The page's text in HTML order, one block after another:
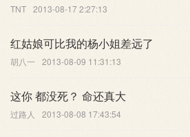
TNT 2013-08-17 2:27:13
红姑娘可比我的杨小姐差远了
胡八一 2013-08-09 11:31:13
这你 都没死？ 命还真大
过路人 2013-08-08 17:43:54